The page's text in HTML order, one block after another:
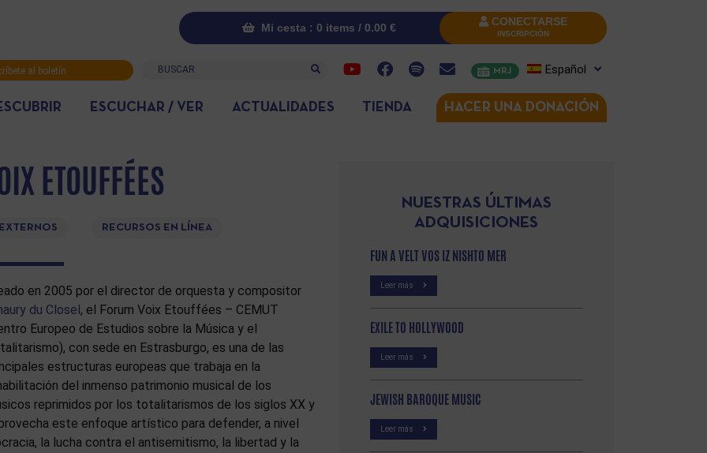
Mi cesta : 0 items / 0.00 € CONECTARSE
INSCRIPCIÓN
al boletín
Buscar MRJ Español
ESCUCHAR / VER ACTUALIDADES TIENDA HACER UNA DONACIÓN
ETOUFFÉES
RECURSOS EN LÍNEA
en 2005 por el director de orquesta y compositor
du Closel , el Forum Voix Etouffées – CEMUT
Europeo de Estudios sobre la Música y el
con sede en Estrasburgo, es una de las
estructuras europeas que trabaja en la
del inmenso patrimonio musical de los
reprimidos por los totalitarismos de los siglos XX y
este enfoque artístico para defender, a nivel
la lucha contra el antisemitismo, la libertad y la
NUESTRAS ÚLTIMAS
ADQUISICIONES
FUN A VELT VOS IZ NISHTO MER
Leer más
EXILE TO HOLLYWOOD
Leer más
JEWISH BAROQUE MUSIC
Leer más